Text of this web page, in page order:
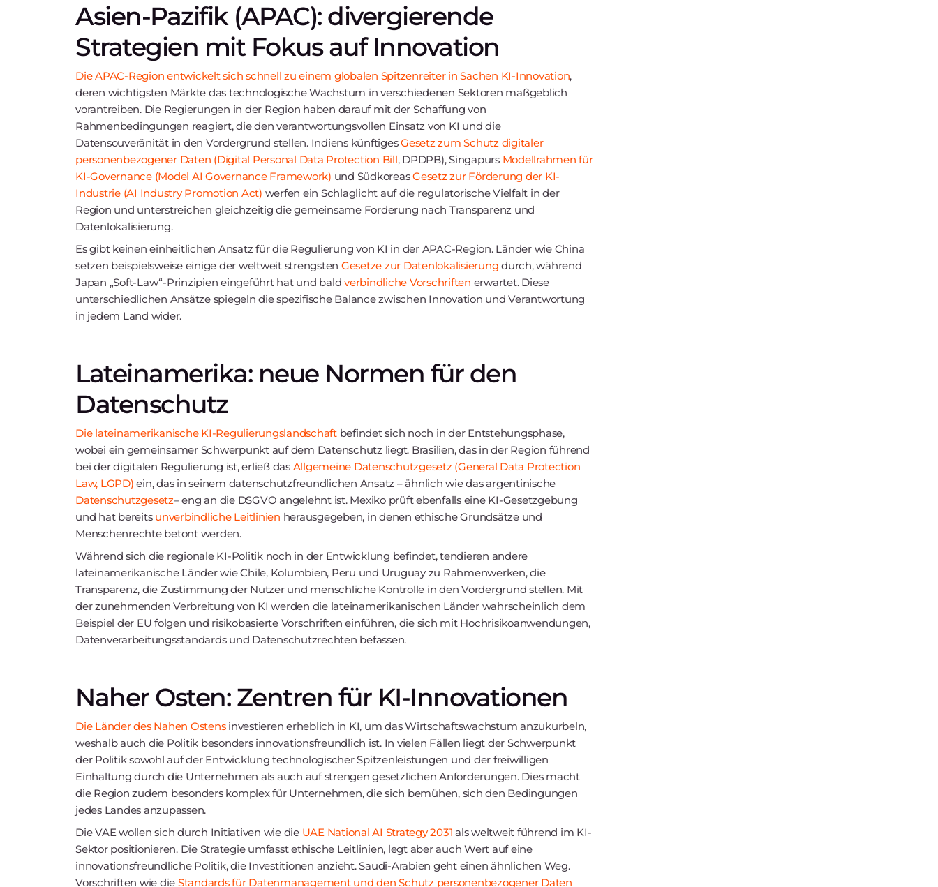
Asien-Pazifik (APAC): divergierende
Strategien mit Fokus auf Innovation
Die APAC-Region entwickelt sich schnell zu einem globalen Spitzenreiter in Sachen KI-Innovation,
deren wichtigsten Märkte das technologische Wachstum in verschiedenen Sektoren maßgeblich
vorantreiben. Die Regierungen in der Region haben darauf mit der Schaffung von
Rahmenbedingungen reagiert, die den verantwortungsvollen Einsatz von KI und die
Datensouveränität in den Vordergrund stellen. Indiens künftigesGesetz zum Schutz digitaler
personenbezogener Daten (Digital Personal Data Protection Bill, DPDPB), Singapurs Modellrahmen für
KI-Governance (Model AI Governance Framework) und SüdkoreasGesetz zur Förderung der KI-
Industrie (AI Industry Promotion Act) werfen ein Schlaglicht auf die regulatorische Vielfalt in der
Region und unterstreichen gleichzeitig die gemeinsame Forderung nach Transparenz und
Datenlokalisierung.
Es gibt keinen einheitlichen Ansatz für die Regulierung von KI in der APAC-Region. Länder wie China
setzen beispielsweise einige der weltweit strengsten Gesetze zur Datenlokalisierung durch, während
Japan „Soft-Law“-Prinzipien eingeführt hat und bald verbindliche Vorschriften erwartet. Diese
unterschiedlichen Ansätze spiegeln die spezifische Balance zwischen Innovation und Verantwortung
in jedem Land wider.
Lateinamerika: neue Normen für den
Datenschutz
Die lateinamerikanische KI-Regulierungslandschaftbefindet sich noch in der Entstehungsphase,
wobei ein gemeinsamer Schwerpunkt auf dem Datenschutz liegt. Brasilien, das in der Region führend
bei der digitalen Regulierung ist, erließ das Allgemeine Datenschutzgesetz (General Data Protection
Law, LGPD) ein, das in seinem datenschutzfreundlichen Ansatz – ähnlich wie das argentinische
Datenschutzgesetz– eng an die DSGVO angelehnt ist. Mexiko prüft ebenfalls eine KI-Gesetzgebung
und hat bereits unverbindliche Leitlinien herausgegeben, in denen ethische Grundsätze und
Menschenrechte betont werden.
Während sich die regionale KI-Politik noch in der Entwicklung befindet, tendieren andere
lateinamerikanische Länder wie Chile, Kolumbien, Peru und Uruguay zu Rahmenwerken, die
Transparenz, die Zustimmung der Nutzer und menschliche Kontrolle in den Vordergrund stellen. Mit
der zunehmenden Verbreitung von KI werden die lateinamerikanischen Länder wahrscheinlich dem
Beispiel der EU folgen und risikobasierte Vorschriften einführen, die sich mit Hochrisikoanwendungen,
Datenverarbeitungsstandards und Datenschutzrechten befassen.
Naher Osten: Zentren für KI-Innovationen
Die Länder des Nahen Ostensinvestieren erheblich in KI, um das Wirtschaftswachstum anzukurbeln,
weshalb auch die Politik besonders innovationsfreundlich ist. In vielen Fällen liegt der Schwerpunkt
der Politik sowohl auf der Entwicklung technologischer Spitzenleistungen und der freiwilligen
Einhaltung durch die Unternehmen als auch auf strengen gesetzlichen Anforderungen. Dies macht
die Region zudem besonders komplex für Unternehmen, die sich bemühen, sich den Bedingungen
jedes Landes anzupassen.
Die VAE wollen sich durch Initiativen wie die UAE National AI Strategy 2031 als weltweit führend im KI-
Sektor positionieren. Die Strategie umfasst ethische Leitlinien, legt aber auch Wert auf eine
innovationsfreundliche Politik, die Investitionen anzieht. Saudi-Arabien geht einen ähnlichen Weg.
Vorschriften wie die Standards für Datenmanagement und den Schutz personenbezogener Daten